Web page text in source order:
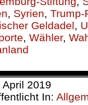
, Syrien, Trump-
Geldadel,
, Wähler,
April 2019
In: